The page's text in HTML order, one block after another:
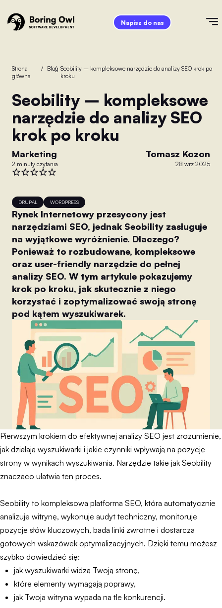
Napisz do nas
Strona
główna
/ Blog
/ Seobility – kompleksowe narzędzie do analizy SEO krok po
kroku
Seobility – kompleksowe
narzędzie do analizy SEO
krok po kroku
Marketing
2 minuty czytania
Tomasz Kozon
28 wrz 2025
DRUPAL WORDPRESS
Rynek Internetowy przesycony jest
narzędziami SEO, jednak Seobility zasługuje
na wyjątkowe wyróżnienie. Dlaczego?
Ponieważ to rozbudowane, kompleksowe
oraz user-friendly narzędzie do pełnej
analizy SEO. W tym artykule pokazujemy
krok po kroku, jak skutecznie z niego
korzystać i zoptymalizować swoją stronę
pod kątem wyszukiwarek.
Pierwszym krokiem do efektywnej analizy SEO jest zrozumienie,
jak działają wyszukiwarki i jakie czynniki wpływają na pozycję
strony w wynikach wyszukiwania. Narzędzie takie jak Seobility
znacząco ułatwia ten proces.
Seobility to kompleksowa platforma SEO, która automatycznie
analizuje witrynę, wykonuje audyt techniczny, monitoruje
pozycje słów kluczowych, bada linki zwrotne i dostarcza
gotowych wskazówek optymalizacyjnych. Dzięki temu możesz
szybko dowiedzieć się:
jak wyszukiwarki widzą Twoją stronę,
które elementy wymagają poprawy,
jak Twoja witryna wypada na tle konkurencji.